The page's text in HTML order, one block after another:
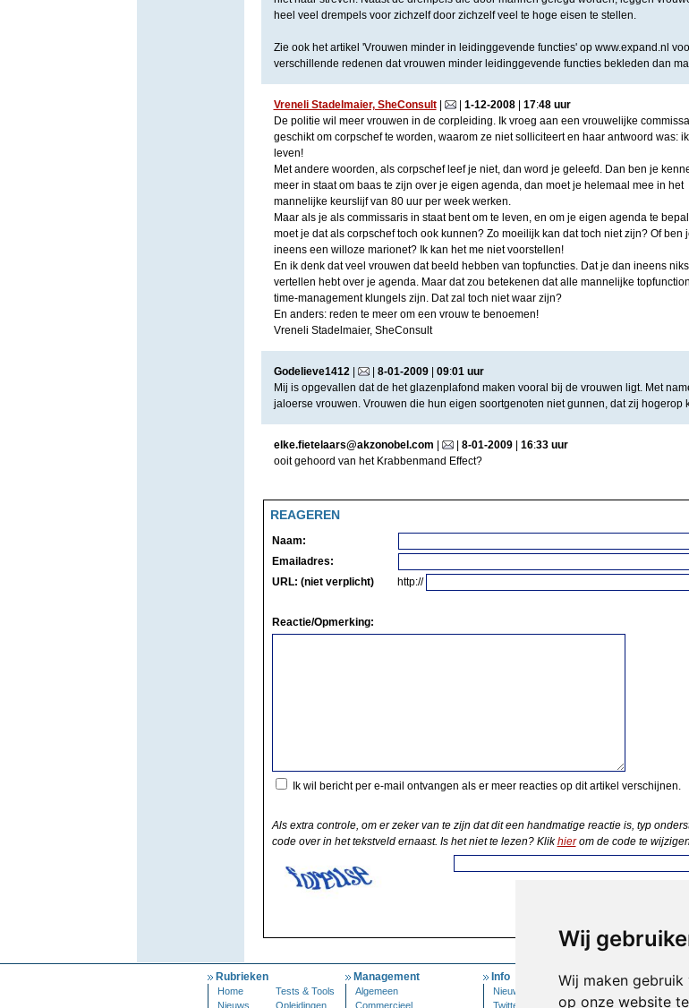
Wij
Wij maken
op onze website
heel veel drempels voor zichzelf door zichzelf veel te hoge eisen te stellen.
Zie ook het artikel 'Vrouwen minder in leidinggevende functies' op www.expand.nl
verschillende redenen dat vrouwen minder leidinggevende functies bekleden dan
Vreneli Stadelmaier, SheConsult| | 1-12-2008| 17:48 uur
De politie wil meer vrouwen in de corpleiding. Ik vroeg aan een vrouwelijke
geschikt om corpschef te worden, waarom ze niet solliciteert en haar antwoord was:
leven!
Met andere woorden, als corpschef leef je niet, dan word je geleefd. Dan ben je
meer in staat om baas te zijn over je eigen agenda, dan moet je helemaal mee in het
mannelijke keurslijf van 80 uur per week werken.
Maar als je als commissaris in staat bent om te leven, en om je eigen agenda te
moet je dat als corpschef toch ook kunnen? Zo moeilijk kan dat toch niet zijn? Of ben
ineens een willoze marionet? Ik kan het me niet voorstellen!
En ik denk dat veel vrouwen dat beeld hebben van topfuncties. Dat je dan ineens
vertellen hebt over je agenda. Maar dat zou betekenen dat alle mannelijke
time-management klungels zijn. Dat zal toch niet waar zijn?
En anders: reden te meer om een vrouw te benoemen!
Vreneli Stadelmaier, SheConsult
Godelieve1412| | 8-01-2009| 09:01 uur
Mij is opgevallen dat de het glazenplafond maken vooral bij de vrouwen ligt. Met
jaloerse vrouwen. Vrouwen die hun eigen soortgenoten niet gunnen, dat zij hogerop
elke.fietelaars@akzonobel.com | 8-01-2009| 16:33 uur
ooit gehoord van het Krabbenmand Effect?
REAGEREN
Naam:
Emailadres:
URL: (niet verplicht)
http://
Reactie/Opmerking:
Ik wil bericht per e-mail ontvangen als er meer reacties op dit artikel verschijnen.
Als extra controle, om er zeker van te zijn dat dit een handmatige reactie is, typ
code over in het tekstveld ernaast. Is het niet te lezen? Klikhierom de code te
Rubrieken
Home
Tests & Tools
Nieuws
Opleidingen
Management
Algemeen
Commercieel
Info
Nieuwsbrief
Twitter
Mijn
Inloggen